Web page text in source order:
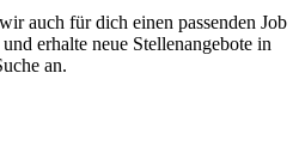
auch für dich einen passenden Job
erhalte neue Stellenangebote in
an.